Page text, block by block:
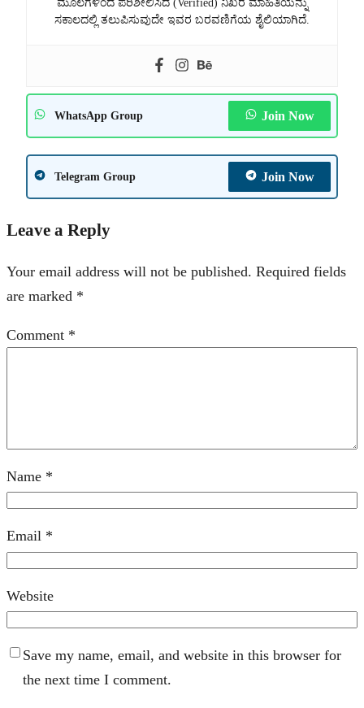
ಮೂಲಗಳಿಂದ ಪರಿಶೀಲಿಸಿದ (Verified) ನಿಖರ ಮಾಹಿತಿಯನ್ನು
ಸಕಾಲದಲ್ಲಿ ತಲುಪಿಸುವುದೇ ಇವರ ಬರವಣಿಗೆಯ ಶೈಲಿಯಾಗಿದೆ.
WhatsApp Group Join Now
Telegram Group Join Now
Leave a Reply
Your email address will not be published. Required fields
are marked *
Comment *
Name *
Email *
Website
Save my name, email, and website in this browser for
the next time I comment.